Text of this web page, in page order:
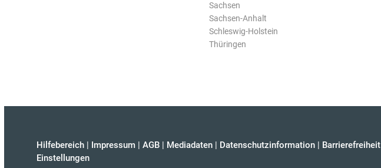
Sachsen
Sachsen-Anhalt
Schleswig-Holstein
Thüringen
Hilfebereich | Impressum | AGB | Mediadaten | Datenschutzinformation | Barrierefreiheit
Einstellungen